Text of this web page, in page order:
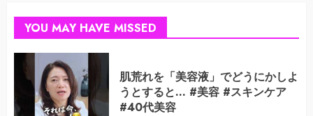
YOU MAY HAVE MISSED
肌荒れを「美容液」でどうにかしよ
うとすると… #美容 #スキンケア
#40代美容